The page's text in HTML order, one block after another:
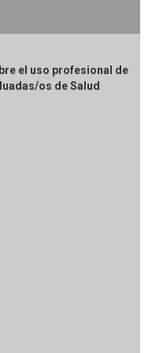
el uso profesional de
os de Salud